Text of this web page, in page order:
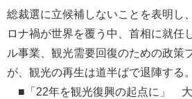
総裁選に立候補しないことを表明し
ロナ禍が世界を覆う中、首相に就
ル事業、観光需要回復のための政策
が、観光の再生は道半ばで退陣する
■「22年を観光復興の起点に」 大